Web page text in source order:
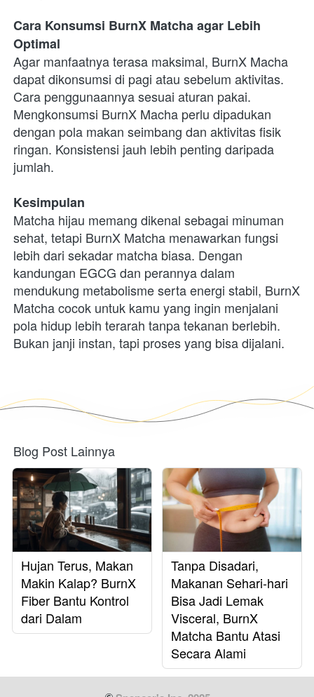
Cara Konsumsi BurnX Matcha agar Lebih
Optimal
Agar manfaatnya terasa maksimal, BurnX Macha
dapat dikonsumsi di pagi atau sebelum aktivitas.
Cara penggunaannya sesuai aturan pakai.
Mengkonsumsi BurnX Macha perlu dipadukan
dengan pola makan seimbang dan aktivitas fisik
ringan. Konsistensi jauh lebih penting daripada
jumlah.
Kesimpulan
Matcha hijau memang dikenal sebagai minuman
sehat, tetapi BurnX Matcha menawarkan fungsi
lebih dari sekadar matcha biasa. Dengan
kandungan EGCG dan perannya dalam
mendukung metabolisme serta energi stabil, BurnX
Matcha cocok untuk kamu yang ingin menjalani
pola hidup lebih terarah tanpa tekanan berlebih.
Bukan janji instan, tapi proses yang bisa dijalani.
Blog Post Lainnya
Hujan Terus, Makan
Makin Kalap? BurnX
Fiber Bantu Kontrol
dari Dalam
Tanpa Disadari,
Makanan Sehari-hari
Bisa Jadi Lemak
Visceral, BurnX
Matcha Bantu Atasi
Secara Alami